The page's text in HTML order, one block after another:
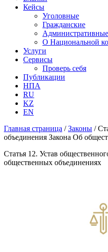
Кейсы
Уголовные
Гражданские
Административные
О Национальной
Услуги
Сервисы
Проверь себя
Публикации
НПА
RU
KZ
EN
Главная страница /Законы /
объединения Закона Об
Статья 12. Устав
общественных объединениях